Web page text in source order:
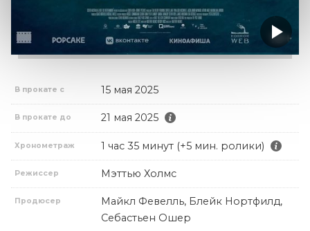
В прокате с 15 мая 2025
В прокате до 21 мая 2025
Хронометраж 1 час 35 минут (+5 мин. ролики)
Режиссер Мэттью Холмс
Продюсер
Майкл Февелль, Блейк Нортфилд,
Себастьен Ошер